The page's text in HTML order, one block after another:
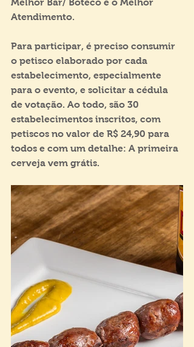
Melhor Bar/ Boteco e o Melhor
Atendimento.
Para participar, é preciso consumir
o petisco elaborado por cada
estabelecimento, especialmente
para o evento, e solicitar a cédula
de votação. Ao todo, são 30
estabelecimentos inscritos, com
petiscos no valor de R$ 24,90 para
todos e com um detalhe: A primeira
cerveja vem grátis.